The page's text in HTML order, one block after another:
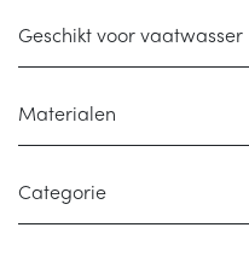
Geschikt voor vaatwasser
Materialen
Categorie